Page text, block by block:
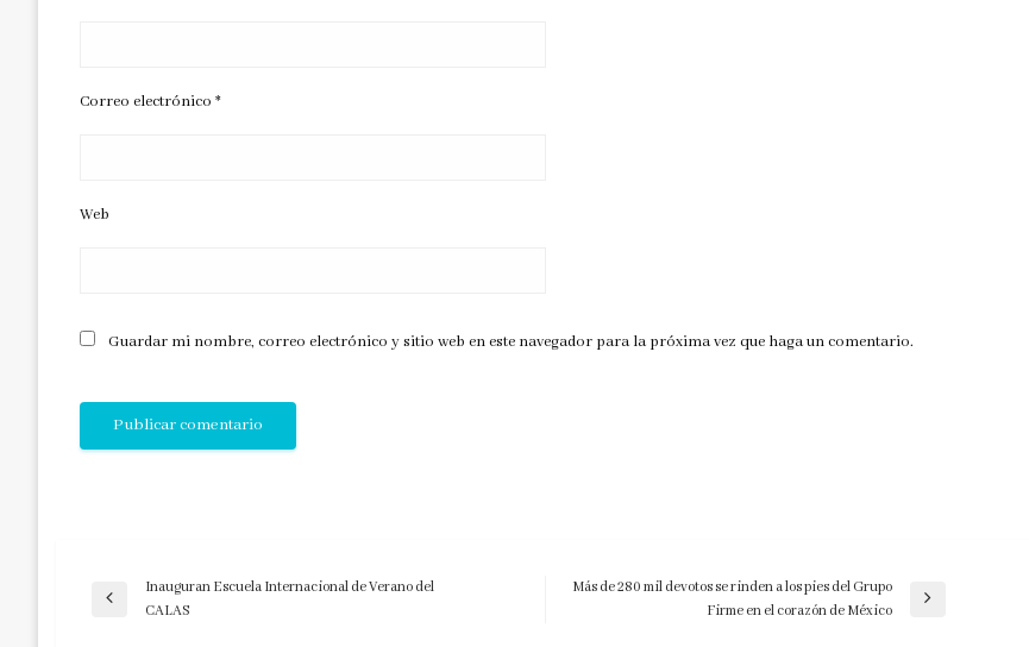
Correo electrónico *
Web
Guardar mi nombre, correo electrónico y sitio web en este navegador para la próxima vez que haga un comentario.
Navegación
Entrada
Inauguran Escuela Internacional de Verano del
CALAS
Más de 280 mil devotos se rinden a los pies del Grupo
Firme en el corazón de México